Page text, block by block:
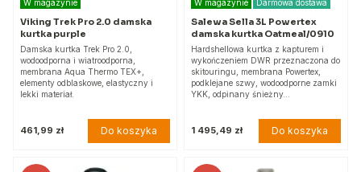
W magazynie
Viking Trek Pro 2.0 damska
kurtka purple
Damska kurtka Trek Pro 2.0,
wodoodporna i wiatroodporna,
membrana Aqua Thermo TEX+,
elementy odblaskowe, elastyczny i
lekki materiał.
461,99 zł Do koszyka
W magazynie Darmowa dostawa
Salewa Sella 3L Powertex
damska kurtka Oatmeal/0910
Hardshellowa kurtka z kapturem i
wykończeniem DWR przeznaczona do
skitouringu, membrana Powertex,
podklejane szwy, wodoodporne zamki
YKK, odpinany śnieżny…
1 495,49 zł Do koszyka